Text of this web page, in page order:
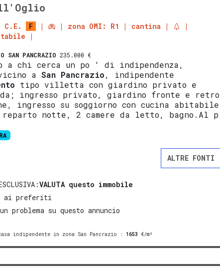
C.E. F zona OMI: R1
cantina
SAN PANCRAZIO 235.000 €
a chi cerca un po ' di indipendenza,
vicino aSan Pancrazio, indipendente
tipo villetta con giardino privato e
da; ingresso privato, giardino fronte e retro
ingresso su soggiorno con cucina abitabile
notte, 2 camere da letto, bagno.Al p
ALTRE FONTI
VALUTA questo immobile
ai preferiti
problema su questo annuncio
indipendente in zona San Pancrazio : 1653 €/m²